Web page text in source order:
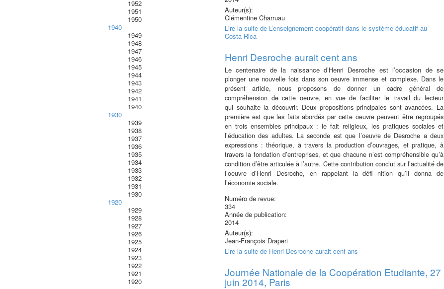
1952
1951
1950
1940
1949
1948
1947
1946
1945
1944
1943
1942
1941
1940
1930
1939
1938
1937
1936
1935
1934
1933
1932
1931
1930
1920
1929
1928
1927
1926
1925
1924
1923
1922
1921
1920
Auteur(s):
Clémentine Charruau
Lire la suite de L’enseignement coopératif dans le système éducatif au
Costa Rica
Henri Desroche aurait cent ans
Le centenaire de la naissance d’Henri Desroche est l’occasion de se
plonger une nouvelle fois dans son oeuvre immense et complexe. Dans le
présent article, nous proposons de donner uncadre général de
compréhension de cette oeuvre, en vue de faciliter le travail du lecteur
qui souhaite la découvrir. Deux propositions principales sont avancées. La
première est que les faits abordés par cette oeuvre peuvent être regroupés
en trois ensembles principaux : le fait religieux, les pratiques sociales et
l’éducation des adultes. La seconde est que l’oeuvre de Desroche a deux
expressions : théorique, à travers la production d’ouvrages, et pratique, à
travers la fondation d’entreprises, et que chacune n’est compréhensible qu’à
condition d’être articuléeà l’autre. Cette contribution conclut sur l’actualité de
l’oeuvre d’Henri Desroche, en rappelant la défi nition qu’il donna de
l’économie sociale.
Numéro de revue:
334
Année de publication:
2014
Auteur(s):
Jean-François Draperi
Lire la suite de Henri Desroche aurait cent ans
Journée Nationale de la Coopération Etudiante, 27
juin 2014, Paris